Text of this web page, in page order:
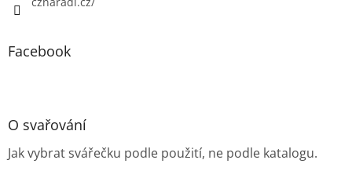
Facebook
O svařování
Jak vybrat svářečku podle použití, ne podle katalogu.